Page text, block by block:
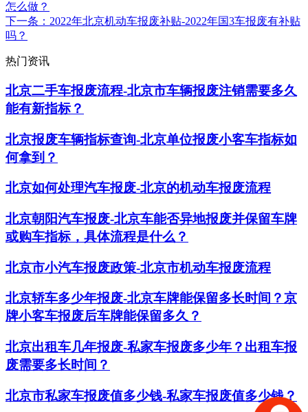
怎么做？
下一条 ：2022年北京机动车报废补贴-2022年国3车报废有补贴
吗？
热门资讯
北京二手车报废流程-北京市车辆报废注销需要多久
能有新指标？
北京报废车辆指标查询-北京单位报废小客车指标如
何拿到？
北京如何处理汽车报废-北京的机动车报废流程
北京朝阳汽车报废-北京车能否异地报废并保留车牌
或购车指标，具体流程是什么？
北京市小汽车报废政策-北京市机动车报废流程
北京轿车多少年报废-北京车牌能保留多长时间？京
牌小客车报废后车牌能保留多久？
​北京出租车几年报废-私家车报废多少年？出租车报
废需要多长时间？
北京市私家车报废值多少钱-私家车报废值多少钱？